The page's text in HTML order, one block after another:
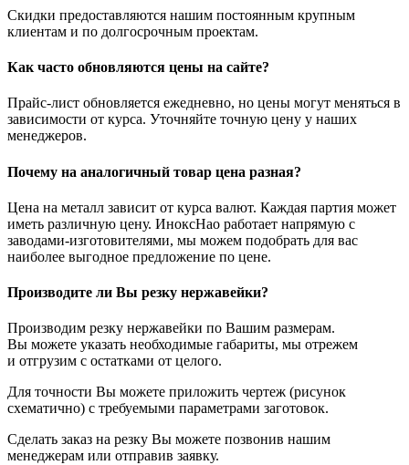
Скидки предоставляются нашим постоянным крупным
клиентам и по долгосрочным проектам.
Как часто обновляются цены на сайте?
Прайс-лист обновляется ежедневно, но цены могут меняться в
зависимости от курса. Уточняйте точную цену у наших
менеджеров.
Почему на аналогичный товар цена разная?
Цена на металл зависит от курса валют. Каждая партия может
иметь различную цену. ИноксНао работает напрямую с
заводами-изготовителями, мы можем подобрать для вас
наиболее выгодное предложение по цене.
Производите ли Вы резку нержавейки?
Производим резку нержавейки по Вашим размерам.
Вы можете указать необходимые габариты, мы отрежем
и отгрузим с остатками от целого.
Для точности Вы можете приложить чертеж (рисунок
схематично) с требуемыми параметрами заготовок.
Сделать заказ на резку Вы можете позвонив нашим
менеджерам или отправив заявку.